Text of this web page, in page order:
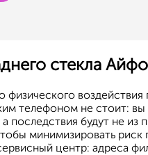
стекла
физического
телефоном не стоит:
последствия будут не
минимизировать
центр: адреса